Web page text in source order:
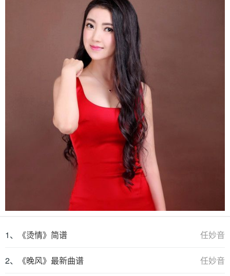
任妙音
1、 《烫情》简谱
任妙音
2、 《晚风》最新曲谱